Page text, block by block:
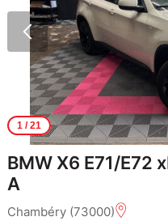
1/ 21
BMW X6 E71/E72
A
Chambéry (73000)